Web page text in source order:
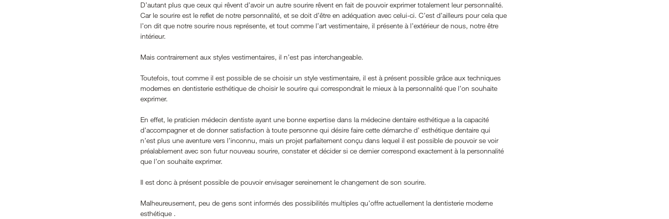
D’autant plus que ceux qui rêvent d’avoir un autre sourire rêvent en fait de pouvoir exprimer totalement leur personnalité.
Car le sourire est le reflet de notre personnalité, et se doit d’être en adéquation avec celui-ci. C’est d’ailleurs pour cela que
l’on dit que notre sourire nous représente, et tout comme l’art vestimentaire, il présente à l’extérieur de nous, notre être
intérieur.
Mais contrairement aux styles vestimentaires, il n’est pas interchangeable.
Toutefois, tout comme il est possible de se choisir un style vestimentaire, il est à présent possible grâce aux techniques
modernes en dentisterie esthétique de choisir le sourire qui correspondrait le mieux à la personnalité que l’on souhaite
exprimer.
En effet, le praticien médecin dentiste ayant une bonne expertise dans la médecine dentaire esthétique a la capacité
d’accompagner et de donner satisfaction à toute personne qui désire faire cette démarche d’ esthétique dentaire qui
n’est plus une aventure vers l’inconnu, mais un projet parfaitement conçu dans lequel il est possible de pouvoir se voir
préalablement avec son futur nouveau sourire, constater et décider si ce dernier correspond exactement à la personnalité
que l’on souhaite exprimer.
Il est donc à présent possible de pouvoir envisager sereinement le changement de son sourire.
Malheureusement, peu de gens sont informés des possibilités multiples qu’offre actuellement la dentisterie moderne
esthétique .